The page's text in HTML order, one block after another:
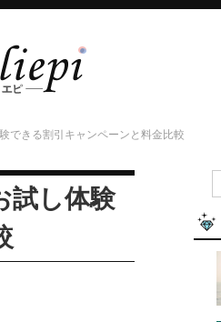
できる割引キャンペーンと料金比較
試し体験